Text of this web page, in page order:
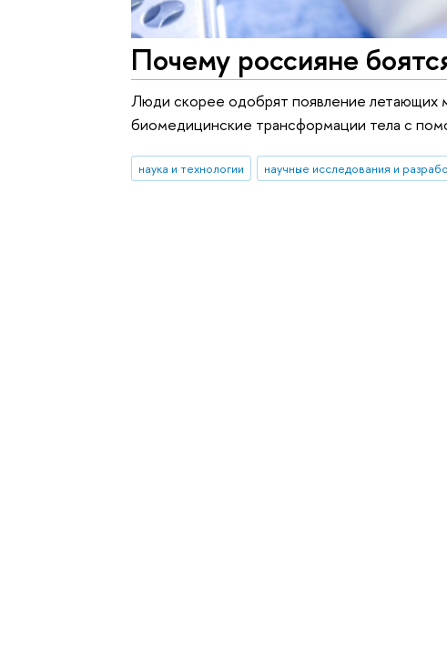
Почему россияне
Люди скорее одобрят появление летающих
биомедицинские трансформации тела с
наука и технологии научные исследования и